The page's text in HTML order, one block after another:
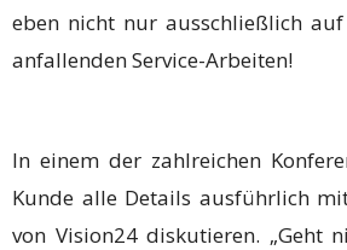
eben nicht nur ausschließlich
anfallenden Service-Arbeiten!
In einem der zahlreichen
Kunde alle Details ausführlich
von Vision24 diskutieren. „Geht